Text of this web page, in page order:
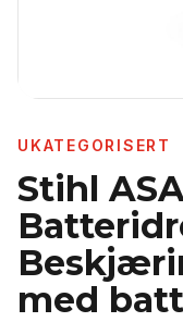
UKATEGORISERT
Stihl
med